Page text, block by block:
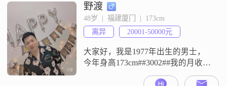
野渡
48岁  |  福建厦门  |  173cm
离异
20001-50000元
大家好，我是1977年出生的男士，
今年身高173cm##3002##我的月收入
在20001元到50000元之间，现在在